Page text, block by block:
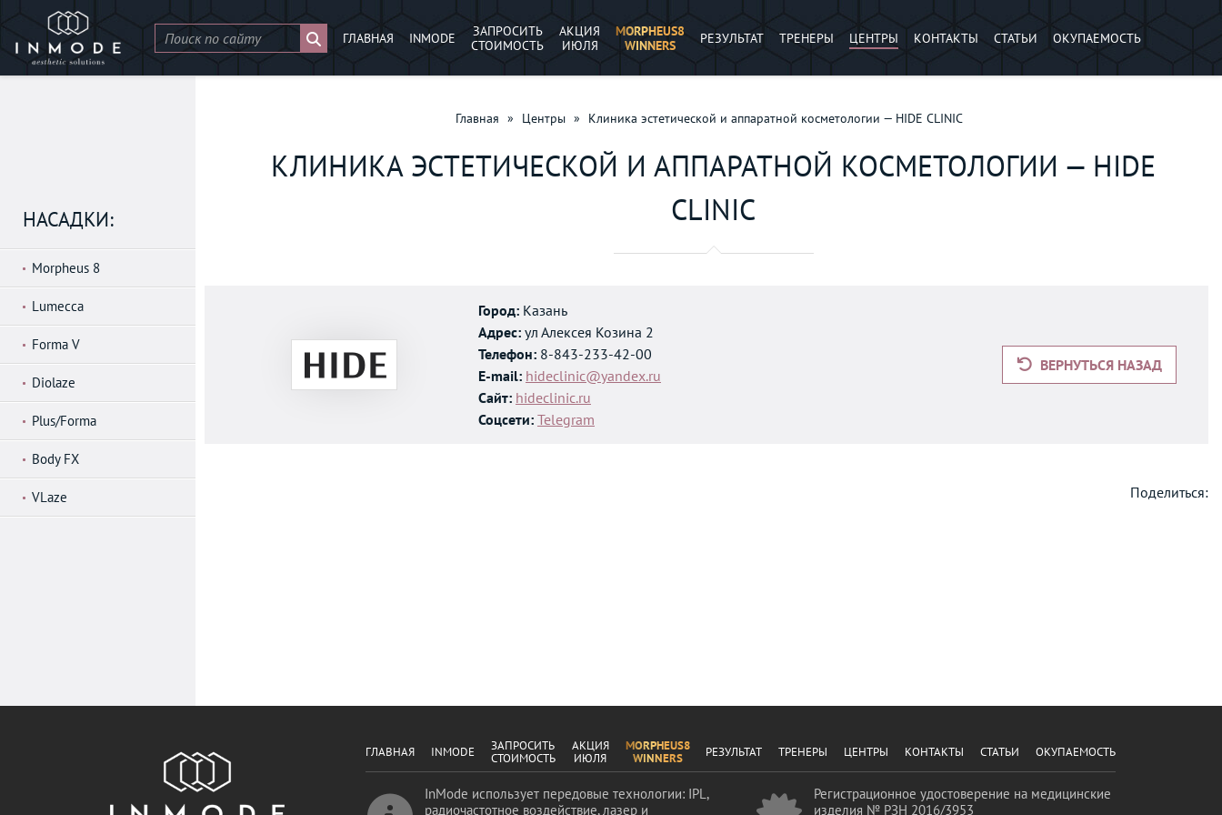
ГЛАВНАЯ INMODE
ЗАПРОСИТЬ
СТОИМОСТЬ
АКЦИЯ
ИЮЛЯ
MORPHEUS8
WINNERS
РЕЗУЛЬТАТ ТРЕНЕРЫ ЦЕНТРЫ КОНТАКТЫ СТАТЬИ ОКУПАЕМОСТЬ
НАСАДКИ:
Morpheus 8
Lumecca
Forma V
Diolaze
Plus/Forma
Body FX
VLaze
Главная » Центры » Клиника эстетической и аппаратной косметологии — HIDE CLINIC
КЛИНИКА ЭСТЕТИЧЕСКОЙ И АППАРАТНОЙ КОСМЕТОЛОГИИ — HIDE
CLINIC
Город: Казань
Адрес: ул Алексея Козина 2
Телефон: 8-843-233-42-00
E-mail: hideclinic@yandex.ru
Сайт: hideclinic.ru
Соцсети: Telegram
ВЕРНУТЬСЯ НАЗАД
Поделиться:
ГЛАВНАЯ INMODE
ЗАПРОСИТЬ
СТОИМОСТЬ
АКЦИЯ
ИЮЛЯ
MORPHEUS8
WINNERS
РЕЗУЛЬТАТ ТРЕНЕРЫ ЦЕНТРЫ КОНТАКТЫ СТАТЬИ ОКУПАЕМОСТЬ
InMode использует передовые технологии: IPL,
радиочастотное воздействие, лазер и
Регистрационное удостоверение на медицинские
изделия № РЗН 2016/3953